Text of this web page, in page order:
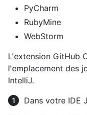
PyCharm
RubyMine
WebStorm
L'extension GitHub
l'emplacement des
IntelliJ.
Dans votre IDE